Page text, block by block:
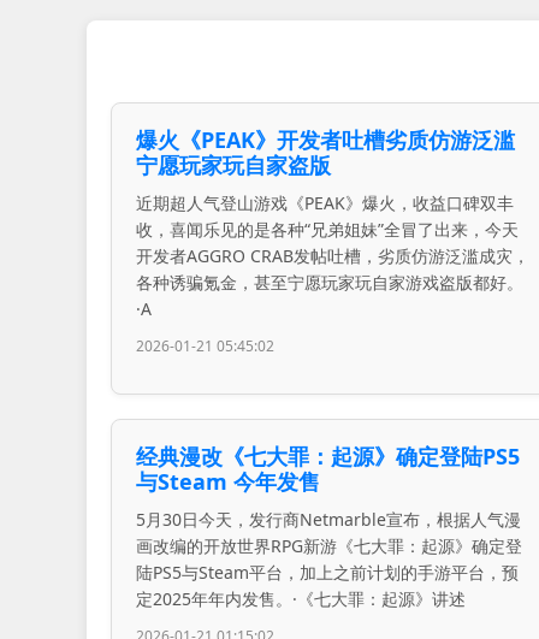
爆火《PEAK》开发者吐槽劣质仿游泛滥
宁愿玩家玩自家盗版
近期超人气登山游戏《PEAK》爆火，收益口碑双丰
收，喜闻乐见的是各种“兄弟姐妹”全冒了出来，今天
开发者AGGRO CRAB发帖吐槽，劣质仿游泛滥成灾，
各种诱骗氪金，甚至宁愿玩家玩自家游戏盗版都好。
·A
2026-01-21 05:45:02
经典漫改《七大罪：起源》确定登陆PS5
与Steam 今年发售
5月30日今天，发行商Netmarble宣布，根据人气漫
画改编的开放世界RPG新游《七大罪：起源》确定登
陆PS5与Steam平台，加上之前计划的手游平台，预
定2025年年内发售。·《七大罪：起源》讲述